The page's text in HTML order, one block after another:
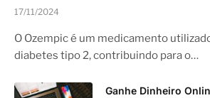
17/11/2024
O Ozempic é um medicamento
diabetes tipo 2, contribuindo para o…
Ganhe Dinheiro